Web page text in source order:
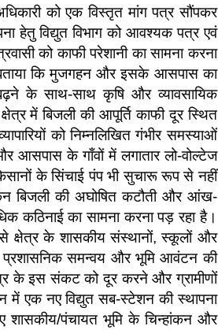
को एक विस्तृत मांग पत्र सौंपकर
हेतु विद्युत विभाग को आवश्यक पत्र एवं
को काफी परेशानी का सामना करना
कि मुजगहन और इसके आसपास का
के साथ-साथ कृषि और व्यावसायिक
में बिजली की आपूर्ति काफी दूर स्थित
को निम्नलिखित गंभीर समस्याओं
आसपास के गाँवों में लगातार लो-वोल्टेज
के सिंचाई पंप भी सुचारू रूप से नहीं
बिजली की अघोषित कटौती और आंख-
कठिनाई का सामना करना पड़ रहा है।
क्षेत्र के शासकीय संस्थानों, स्कूलों और
प्रशासनिक समन्वय और भूमि आवंटन की
के इस संकट को दूर करने और ग्रामीणों
में एक नए विद्युत सब-स्टेशन की स्थापना
शासकीय/पंचायत भूमि के चिन्हांकन और